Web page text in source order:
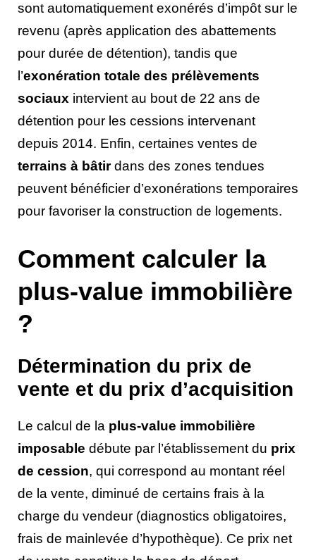
sont automatiquement exonérés d’impôt sur le
revenu (après application des abattements
pour durée de détention), tandis que
l’exonération totale des prélèvements
sociaux intervient au bout de 22 ans de
détention pour les cessions intervenant
depuis 2014. Enfin, certaines ventes de
terrains à bâtirdans des zones tendues
peuvent bénéficier d’exonérations temporaires
pour favoriser la construction de logements.
Comment calculer la
plus-value immobilière
?
Détermination du prix de
vente et du prix d’acquisition
Le calcul de la plus-value immobilière
imposable débute par l’établissement du prix
de cession, qui correspond au montant réel
de la vente, diminué de certains frais à la
charge du vendeur (diagnostics obligatoires,
frais de mainlevée d’hypothèque). Ce prix net